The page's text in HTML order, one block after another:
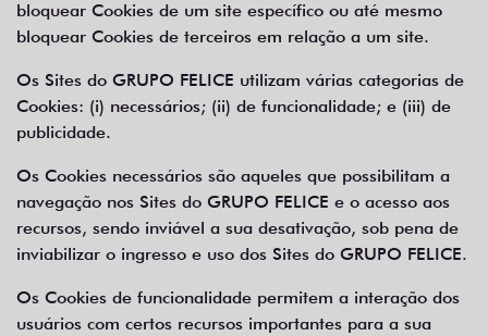
bloquear Cookies de um site específico ou até mesmo
bloquear Cookies de terceiros em relação a um site.
Os Sites do GRUPO FELICE utilizam várias categorias de
Cookies: (i) necessários; (ii) de funcionalidade; e (iii) de
publicidade.
Os Cookies necessários são aqueles que possibilitam a
navegação nos Sites do GRUPO FELICE e o acesso aos
recursos, sendo inviável a sua desativação, sob pena de
inviabilizar o ingresso e uso dos Sites do GRUPO FELICE.
Os Cookies de funcionalidade permitem a interação dos
usuários com certos recursos importantes para a sua